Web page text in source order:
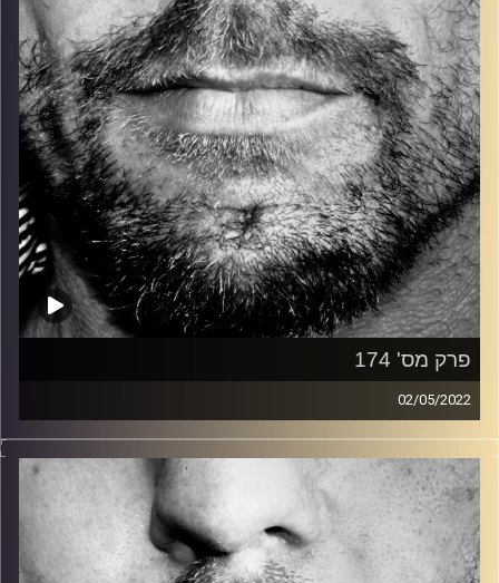
פרק מס' 174
02/05/2022
זיפים, מוזיקה מחוספסת של הופעות חיות. הרבה ג'אם, רוק,
בלוז, bluegrass, ג'אז, Fאנק, פרוגרסיב ואפילו אלקטרוניקה.
כל מה שחי, אמיתי ונושם.
עם שמוליק רגב.
קרדיט תמונות: David Goehring